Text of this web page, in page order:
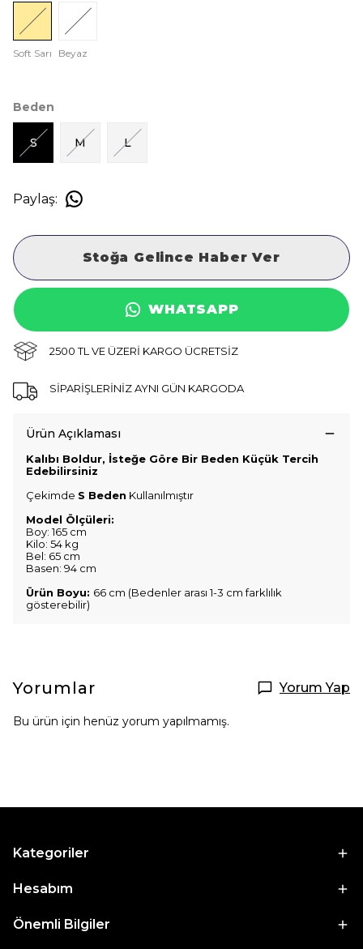
Soft Sarı Beyaz
Beden
S M L
Paylaş:
Stoğa Gelince Haber Ver
WHATSAPP
2500 TL VE ÜZERİ KARGO ÜCRETSİZ
SİPARİŞLERİNİZ AYNI GÜN KARGODA
Ürün Açıklaması
Kalıbı Boldur, İsteğe Göre Bir Beden Küçük Tercih
Edebilirsiniz
Çekimde S Beden Kullanılmıştır
Model Ölçüleri:
Boy: 165 cm
Kilo: 54 kg
Bel: 65 cm
Basen: 94 cm
Ürün Boyu: 66 cm (Bedenler arası 1-3 cm farklılık
gösterebilir)
Yorumlar Yorum Yap
Bu ürün için henüz yorum yapılmamış.
Kategoriler
Hesabım
Önemli Bilgiler